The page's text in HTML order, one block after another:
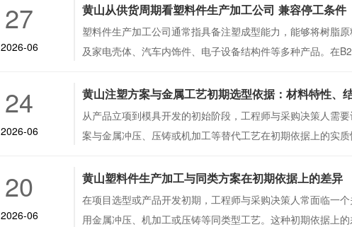
27
2026-06
黄山从供货周期看塑料件生产加工公司 兼容停工条件
塑料件生产加工公司通常指具备注塑成型能力，能够将树脂
及家电壳体、汽车内饰件、电子设备结构件等多种产品。在
24
2026-06
黄山注塑方案与金属工艺初期选型依据：材料特性、
从产品立项到模具开发的初始阶段，工程师与采购决策人需
案与金属冲压、压铸或机加工等替代工艺在初期依据上的实
20
2026-06
黄山塑料件生产加工与同类方案在初期依据上的差异
在项目选型或产品开发初期，工程师与采购决策人常面临一
用金属冲压、机加工或压铸等同类型工艺。这种初期依据上